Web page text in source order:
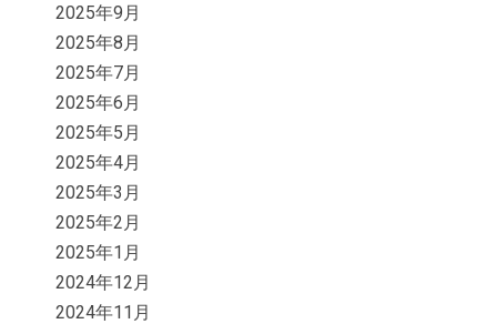
2025年9月
2025年8月
2025年7月
2025年6月
2025年5月
2025年4月
2025年3月
2025年2月
2025年1月
2024年12月
2024年11月